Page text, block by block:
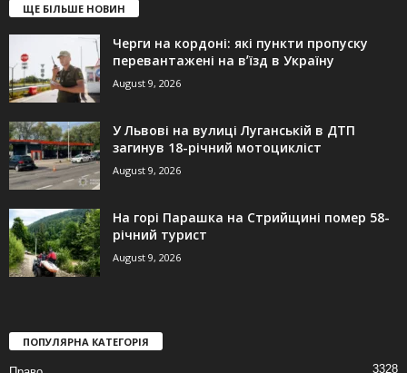
ЩЕ БІЛЬШЕ НОВИН
Черги на кордоні: які пункти пропуску
перевантажені на вʼїзд в Україну
August 9, 2026
У Львові на вулиці Луганській в ДТП
загинув 18-річний мотоцикліст
August 9, 2026
На горі Парашка на Стрийщині помер 58-
річний турист
August 9, 2026
ПОПУЛЯРНА КАТЕГОРІЯ
3328